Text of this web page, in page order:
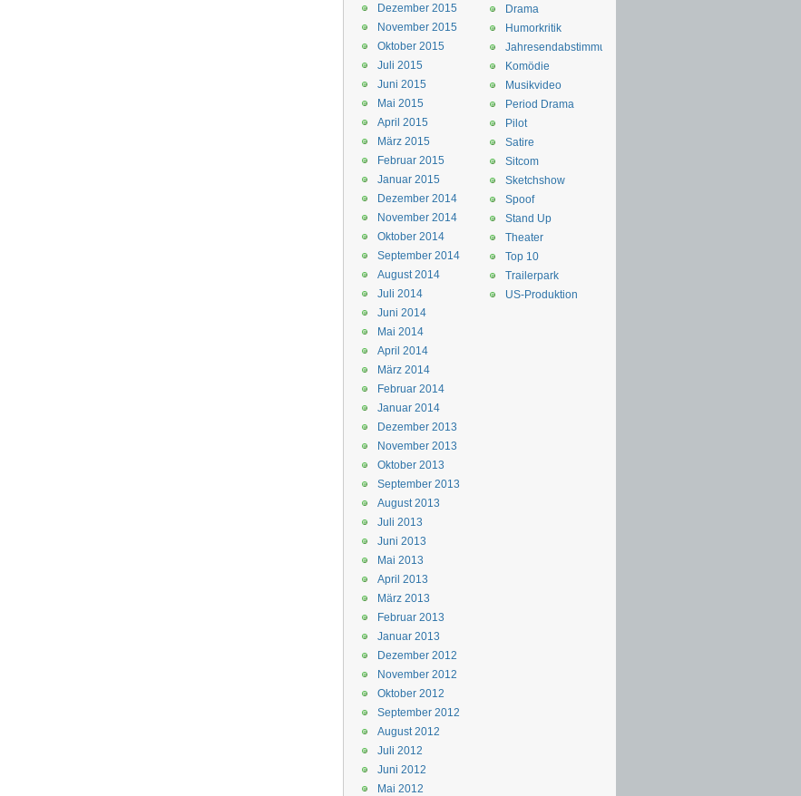
Drama
Humorkritik
Jahresendabstimmung
Komödie
Musikvideo
Period Drama
Pilot
Satire
Sitcom
Sketchshow
Spoof
Stand Up
Theater
Top 10
Trailerpark
US-Produktion
Dezember 2015
November 2015
Oktober 2015
Juli 2015
Juni 2015
Mai 2015
April 2015
März 2015
Februar 2015
Januar 2015
Dezember 2014
November 2014
Oktober 2014
September 2014
August 2014
Juli 2014
Juni 2014
Mai 2014
April 2014
März 2014
Februar 2014
Januar 2014
Dezember 2013
November 2013
Oktober 2013
September 2013
August 2013
Juli 2013
Juni 2013
Mai 2013
April 2013
März 2013
Februar 2013
Januar 2013
Dezember 2012
November 2012
Oktober 2012
September 2012
August 2012
Juli 2012
Juni 2012
Mai 2012